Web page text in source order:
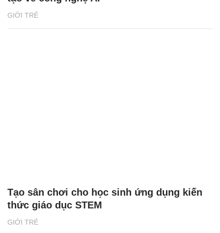
GIỚI TRẺ
GIỚI TRẺ
Tạo sân chơi cho học sinh ứng dụng kiến
thức giáo dục STEM